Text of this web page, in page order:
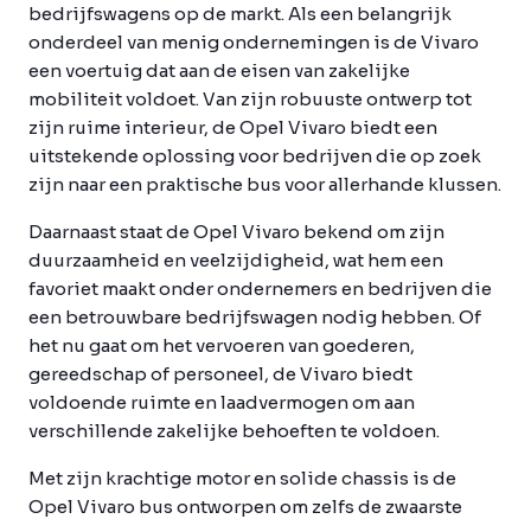
bedrijfswagens op de markt. Als een belangrijk
onderdeel van menig ondernemingen is de Vivaro
een voertuig dat aan de eisen van zakelijke
mobiliteit voldoet. Van zijn robuuste ontwerp tot
zijn ruime interieur, de Opel Vivaro biedt een
uitstekende oplossing voor bedrijven die op zoek
zijn naar een praktische bus voor allerhande klussen.
Daarnaast staat de Opel Vivaro bekend om zijn
duurzaamheid en veelzijdigheid, wat hem een
favoriet maakt onder ondernemers en bedrijven die
een betrouwbare bedrijfswagen nodig hebben. Of
het nu gaat om het vervoeren van goederen,
gereedschap of personeel, de Vivaro biedt
voldoende ruimte en laadvermogen om aan
verschillende zakelijke behoeften te voldoen.
Met zijn krachtige motor en solide chassis is de
Opel Vivaro bus ontworpen om zelfs de zwaarste